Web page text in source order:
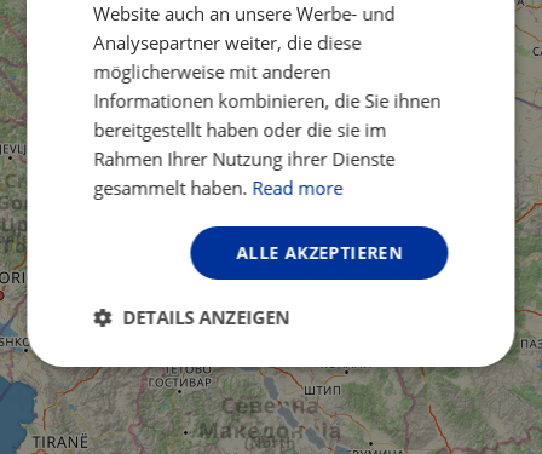
Website auch an unsere Werbe- und
Analysepartner weiter, die diese
möglicherweise mit anderen
Informationen kombinieren, die Sie ihnen
bereitgestellt haben oder die sie im
Rahmen Ihrer Nutzung ihrer Dienste
gesammelt haben. Read more
ALLE AKZEPTIEREN
DETAILS ANZEIGEN
Unbedingt
erforderlich
Performance